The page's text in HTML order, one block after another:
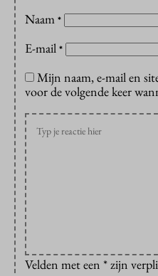
Naam *
E-mail *
Mijn naam, e-mail en
voor de volgende keer
Velden met een * zijn